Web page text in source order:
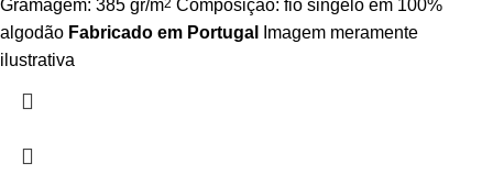
Gramagem: 385 gr/m2 Composição: fio singelo em 100%
algodão Fabricado em Portugal
Imagem meramente
ilustrativa